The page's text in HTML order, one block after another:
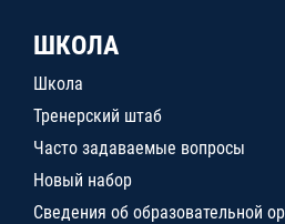
ШКОЛА
Школа
Тренерский штаб
Часто задаваемые вопросы
Новый набор
Сведения об образовательной